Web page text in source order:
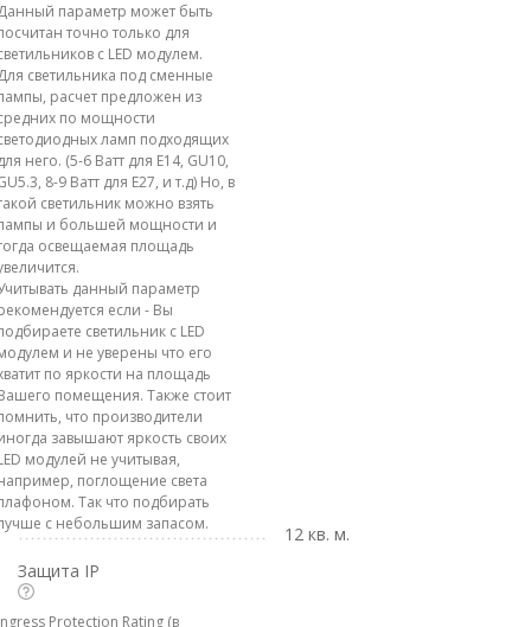
параметр может быть
точно только для
с LED модулем.
светильника под сменные
расчет предложен из
по мощности
ламп подходящих
него. (5-6 Ватт для E14, GU10,
8-9 Ватт для E27, и т.д) Но, в
светильник можно взять
и большей мощности и
освещаемая площадь
данный параметр
если - Вы
светильник с LED
и не уверены что его
по яркости на площадь
помещения. Также стоит
что производители
завышают яркость своих
модулей не учитывая,
поглощение света
Так что подбирать
с небольшим запасом.
12 кв. м.
Защита IP
Protection Rating (в